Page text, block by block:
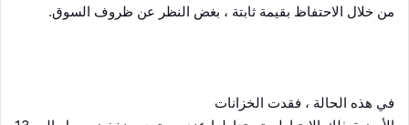
من خلال الاحتفاظ بقيمة ثابتة ، بغض النظر عن ظروف السوق.
في هذه الحالة ، فقدت الخزانات